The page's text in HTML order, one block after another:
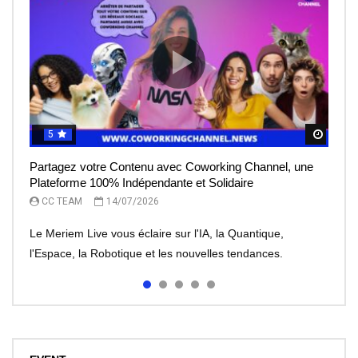
5
Partagez votre Contenu avec Coworking Channel, une
Plateforme 100% Indépendante et Solidaire
CC TEAM 14/07/2026
Le Meriem Live vous éclaire sur l'IA, la Quantique,
l'Espace, la Robotique et les nouvelles tendances.
5
Le Meriem Live vous éclaire sur l’IA, la Quantique,
l’Espace
CC TEAM 13/07/2026
5
IA et robots : peut-on leur faire totalement confiance ?
CC TEAM 08/07/2026
5
Le rêve de l’entrepreneur, devenir une licorne, mais à
quel prix?
CC TEAM 07/07/2026
5
Meriem Live à la découverte des Robots
CC TEAM 30/06/2026